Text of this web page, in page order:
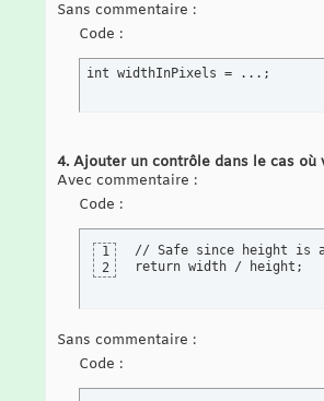
Sans commentaire :
Code :
int widthInPixels = ...;
4. Ajouter un contrôle dans le cas où
Avec commentaire :
Code :
1
2
// Safe since height is
return width / height;
Sans commentaire :
Code :